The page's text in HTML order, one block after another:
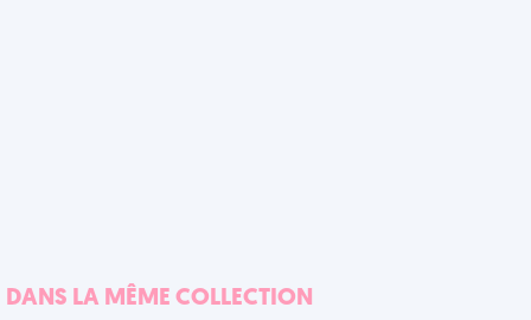
DANS LA MÊME COLLECTION